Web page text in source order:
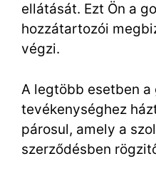
ellátását. Ezt Ön a
hozzátartozói
végzi.
A legtöbb esetben a
tevékenységhez
párosul, amely a
szerződésben